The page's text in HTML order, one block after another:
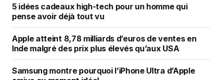
5 idées cadeaux high-tech pour un homme qui
pense avoir déjà tout vu
Apple atteint 8,78 milliards d’euros de ventes en
Inde malgré des prix plus élevés qu’aux USA
Samsung montre pourquoi l’iPhone Ultra d’Apple